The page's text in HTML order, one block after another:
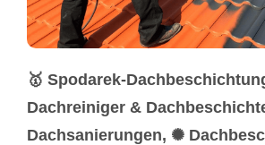
🥇 Spodarek-
Dachreiniger &
Dachsanierungen, ✺